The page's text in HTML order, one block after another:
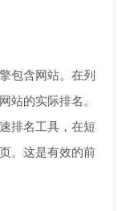
包含网站。在列
站的实际排名。
排名工具，在短
。这是有效的前